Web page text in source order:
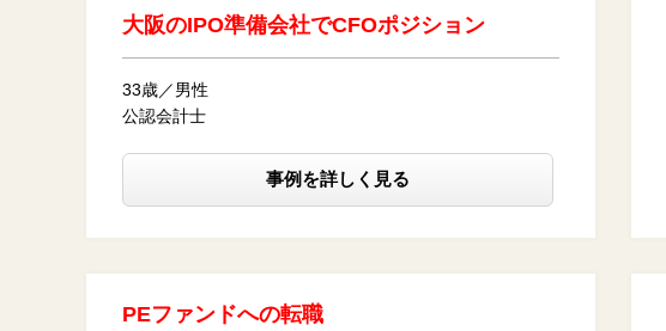
大阪のIPO準備会社でCFOポジション
33歳／男性
公認会計士
事例を詳しく見る
PEファンドへの転職